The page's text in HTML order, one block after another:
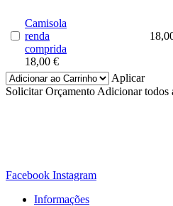
Camisola
renda
comprida
18,00 €
Aplicar
Solicitar Orçamento Adicionar todos
Facebook Instagram
Informações